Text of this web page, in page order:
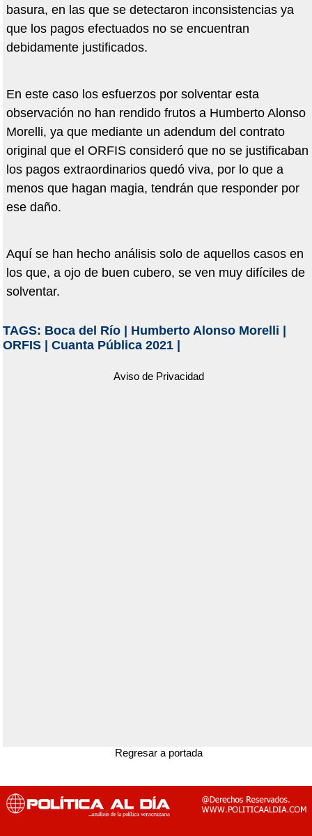
basura, en las que se detectaron inconsistencias ya
que los pagos efectuados no se encuentran
debidamente justificados.
En este caso los esfuerzos por solventar esta
observación no han rendido frutos a Humberto Alonso
Morelli, ya que mediante un adendum del contrato
original que el ORFIS consideró que no se justificaban
los pagos extraordinarios quedó viva, por lo que a
menos que hagan magia, tendrán que responder por
ese daño.
Aquí se han hecho análisis solo de aquellos casos en
los que, a ojo de buen cubero, se ven muy difíciles de
solventar.
TAGS: Boca del Río| Humberto Alonso Morelli
ORFIS| Cuanta Pública 2021|
Aviso de Privacidad
Regresar a portada